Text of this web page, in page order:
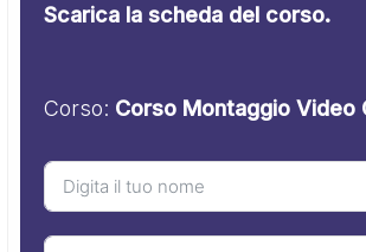
Scarica la scheda del corso.
Corso: Corso Montaggio Video